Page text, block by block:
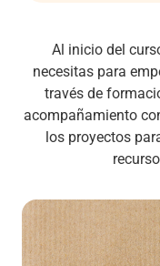
Al inicio del
necesitas para
través de
acompañamiento
los proyectos